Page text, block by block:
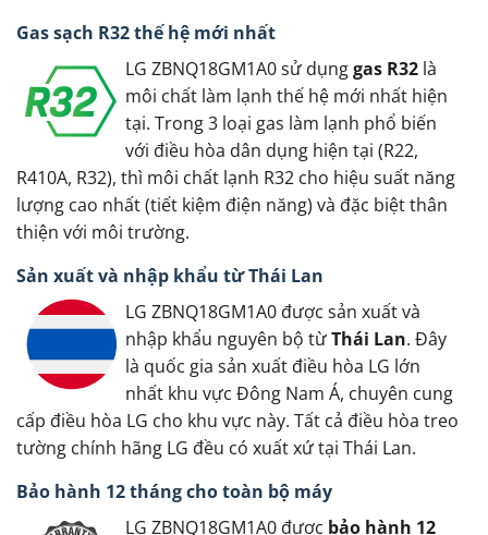
Gas sạch R32 thế hệ mới nhất
LG ZBNQ18GM1A0 sử dụnggas R32 là
môi chất làm lạnh thế hệ mới nhất hiện
tại. Trong 3 loại gas làm lạnh phổ biến
với điều hòa dân dụng hiện tại (R22,
R410A, R32), thì môi chất lạnh R32 cho hiệu suất năng
lượng cao nhất (tiết kiệm điện năng) và đặc biệt thân
thiện với môi trường.
Sản xuất và nhập khẩu từ Thái Lan
LG ZBNQ18GM1A0 được sản xuất và
nhập khẩu nguyên bộ từThái Lan. Đây
là quốc gia sản xuất điều hòa LG lớn
nhất khu vực Đông Nam Á, chuyên cung
cấp điều hòa LG cho khu vực này. Tất cả điều hòa treo
tường chính hãng LG đều có xuất xứ tại Thái Lan.
Bảo hành 12 tháng cho toàn bộ máy
LG ZBNQ18GM1A0 được bảo hành 12